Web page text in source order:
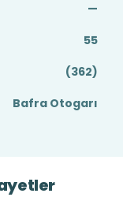
—
55
(362)
Bafra Otogarı